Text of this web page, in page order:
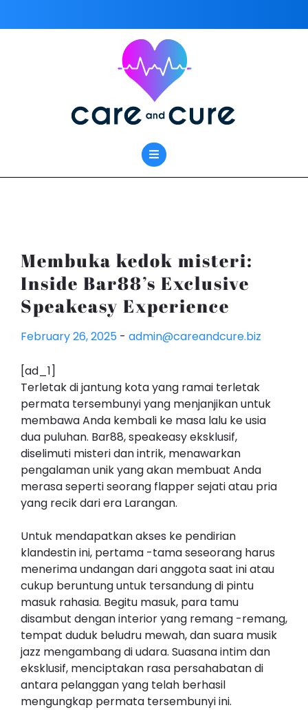
Membuka kedok misteri:
Inside Bar88’s Exclusive
Speakeasy Experience
February 26, 2025 - admin@careandcure.biz
[ad_1]
Terletak di jantung kota yang ramai terletak
permata tersembunyi yang menjanjikan untuk
membawa Anda kembali ke masa lalu ke usia
dua puluhan. Bar88, speakeasy eksklusif,
diselimuti misteri dan intrik, menawarkan
pengalaman unik yang akan membuat Anda
merasa seperti seorang flapper sejati atau pria
yang recik dari era Larangan.
Untuk mendapatkan akses ke pendirian
klandestin ini, pertama -tama seseorang harus
menerima undangan dari anggota saat ini atau
cukup beruntung untuk tersandung di pintu
masuk rahasia. Begitu masuk, para tamu
disambut dengan interior yang remang -remang,
tempat duduk beludru mewah, dan suara musik
jazz mengambang di udara. Suasana intim dan
eksklusif, menciptakan rasa persahabatan di
antara pelanggan yang telah berhasil
mengungkap permata tersembunyi ini.